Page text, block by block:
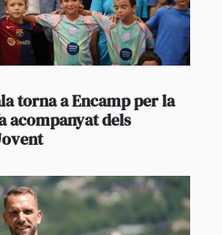
torna a Encamp per la
acompanyat dels